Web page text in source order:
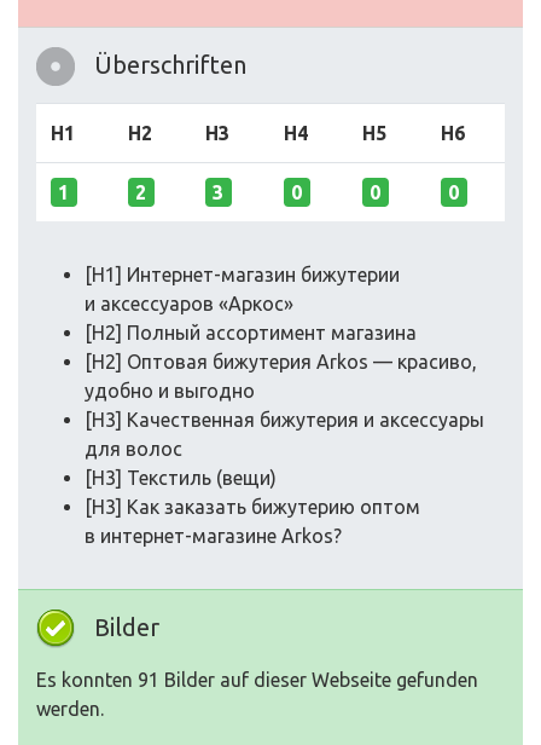
Überschriften
H1 H2 H3 H4 H5 H6
1 2 3 0 0 0
[H1] Интернет-магазин бижутерии
и аксессуаров «Аркос»
[H2] Полный ассортимент магазина
[H2] Оптовая бижутерия Arkos — красиво,
удобно и выгодно
[H3] Качественная бижутерия и аксессуары
для волос
[H3] Текстиль (вещи)
[H3] Как заказать бижутерию оптом
в интернет-магазине Arkos?
Bilder
Es konnten 91 Bilder auf dieser Webseite gefunden
werden.